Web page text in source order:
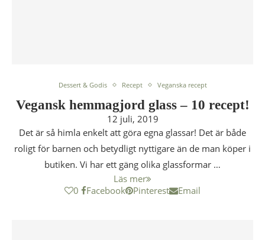
Dessert & Godis Recept Veganska recept
Vegansk hemmagjord glass – 10 recept!
12 juli, 2019
Det är så himla enkelt att göra egna glassar! Det är både
roligt för barnen och betydligt nyttigare än de man köper i
butiken. Vi har ett gäng olika glassformar …
Läs mer
0
Facebook Pinterest Email